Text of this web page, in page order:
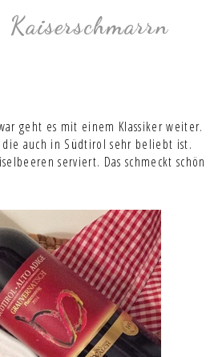
geht es mit einem Klassiker weiter.
auch in Südtirol sehr beliebt ist.
serviert. Das schmeckt schön